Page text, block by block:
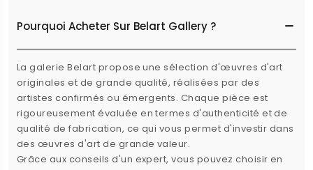
Pourquoi Acheter Sur Belart Gallery ?
La galerie Belart propose une sélection d'œuvres d'art
originales et de grande qualité, réalisées par des
artistes confirmés ou émergents. Chaque pièce est
rigoureusement évaluée en termes d'authenticité et de
qualité de fabrication, ce qui vous permet d'investir dans
des œuvres d'art de grande valeur.
Grâce aux conseils d'un expert, vous pouvez choisir en